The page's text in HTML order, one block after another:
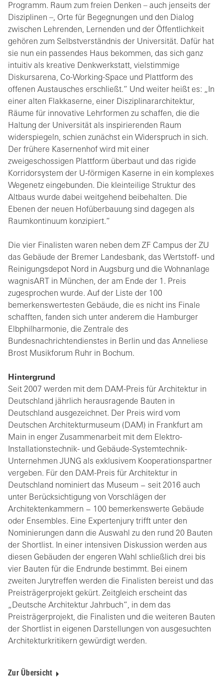
Programm. Raum zum freien Denken – auch jenseits der
Disziplinen –, Orte für Begegnungen und den Dialog
zwischen Lehrenden, Lernenden und der Öffentlichkeit
gehören zum Selbstverständnis der Universität. Dafür hat
sie nun ein passendes Haus bekommen, das sich ganz
intuitiv als kreative Denkwerkstatt, vielstimmige
Diskursarena, Co-Working-Space und Plattform des
offenen Austausches erschließt.“ Und weiter heißt es: „In
einer alten Flakkaserne, einer Disziplinararchitektur,
Räume für innovative Lehrformen zu schaffen, die die
Haltung der Universität als inspirierenden Raum
widerspiegeln, schien zunächst ein Widerspruch in sich.
Der frühere Kasernenhof wird mit einer
zweigeschossigen Plattform überbaut und das rigide
Korridorsystem der U-förmigen Kaserne in ein komplexes
Wegenetz eingebunden. Die kleinteilige Struktur des
Altbaus wurde dabei weitgehend beibehalten. Die
Ebenen der neuen Hofüberbauung sind dagegen als
Raumkontinuum konzipiert.“
Die vier Finalisten waren neben dem ZF Campus der ZU
das Gebäude der Bremer Landesbank, das Wertstoff- und
Reinigungsdepot Nord in Augsburg und die Wohnanlage
wagnisART in München, der am Ende der 1. Preis
zugesprochen wurde. Auf der Liste der 100
bemerkenswertesten Gebäude, die es nicht ins Finale
schafften, fanden sich unter anderem die Hamburger
Elbphilharmonie, die Zentrale des
Bundesnachrichtendienstes in Berlin und das Anneliese
Brost Musikforum Ruhr in Bochum.
Hintergrund
Seit 2007 werden mit dem DAM-Preis für Architektur in
Deutschland jährlich herausragende Bauten in
Deutschland ausgezeichnet. Der Preis wird vom
Deutschen Architekturmuseum (DAM) in Frankfurt am
Main in enger Zusammenarbeit mit dem Elektro-
Installationstechnik- und Gebäude-Systemtechnik-
Unternehmen JUNG als exklusivem Kooperationspartner
vergeben. Für den DAM-Preis für Architektur in
Deutschland nominiert das Museum − seit 2016 auch
unter Berücksichtigung von Vorschlägen der
Architektenkammern − 100 bemerkenswerte Gebäude
oder Ensembles. Eine Expertenjury trifft unter den
Nominierungen dann die Auswahl zu den rund 20 Bauten
der Shortlist. In einer intensiven Diskussion werden aus
diesen Gebäuden der engeren Wahl schließlich drei bis
vier Bauten für die Endrunde bestimmt. Bei einem
zweiten Jurytreffen werden die Finalisten bereist und das
Preisträgerprojekt gekürt. Zeitgleich erscheint das
„Deutsche Architektur Jahrbuch“, in dem das
Preisträgerprojekt, die Finalisten und die weiteren Bauten
der Shortlist in eigenen Darstellungen von ausgesuchten
Architekturkritikern gewürdigt werden.
Zur Übersicht